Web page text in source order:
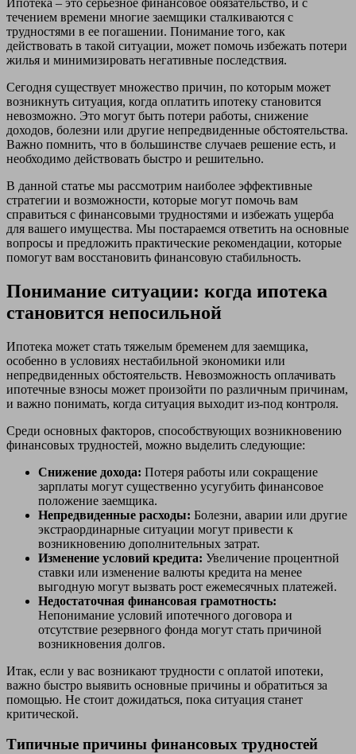
течением времени многие заемщики сталкиваются с
трудностями в ее погашении. Понимание того, как
действовать в такой ситуации, может помочь избежать потери
жилья и минимизировать негативные последствия.
Сегодня существует множество причин, по которым может
возникнуть ситуация, когда оплатить ипотеку становится
невозможно. Это могут быть потери работы, снижение
доходов, болезни или другие непредвиденные обстоятельства.
Важно помнить, что в большинстве случаев решение есть, и
необходимо действовать быстро и решительно.
В данной статье мы рассмотрим наиболее эффективные
стратегии и возможности, которые могут помочь вам
справиться с финансовыми трудностями и избежать ущерба
для вашего имущества. Мы постараемся ответить на основные
вопросы и предложить практические рекомендации, которые
помогут вам восстановить финансовую стабильность.
Понимание ситуации: когда ипотека
становится непосильной
Ипотека может стать тяжелым бременем для заемщика,
особенно в условиях нестабильной экономики или
непредвиденных обстоятельств. Невозможность оплачивать
ипотечные взносы может произойти по различным причинам,
и важно понимать, когда ситуация выходит из-под контроля.
Среди основных факторов, способствующих возникновению
финансовых трудностей, можно выделить следующие:
Снижение дохода: Потеря работы или сокращение
зарплаты могут существенно усугубить финансовое
положение заемщика.
Непредвиденные расходы: Болезни, аварии или другие
экстраординарные ситуации могут привести к
возникновению дополнительных затрат.
Изменение условий кредита: Увеличение процентной
ставки или изменение валюты кредита на менее
выгодную могут вызвать рост ежемесячных платежей.
Недостаточная финансовая грамотность:
Непонимание условий ипотечного договора и
отсутствие резервного фонда могут стать причиной
возникновения долгов.
Итак, если у вас возникают трудности с оплатой ипотеки,
важно быстро выявить основные причины и обратиться за
помощью. Не стоит дожидаться, пока ситуация станет
критической.
Типичные причины финансовых трудностей